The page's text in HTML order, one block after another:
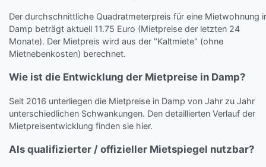
Der durchschnittliche Quadratmeterpreis für eine Mietwohnung
Damp beträgt aktuell 11.75 Euro (Mietpreise der letzten 24
Monate). Der Mietpreis wird aus der "Kaltmiete" (ohne
Mietnebenkosten) berechnet.
Wie ist die Entwicklung der Mietpreise in Damp?
Seit 2016 unterliegen die Mietpreise in Damp von Jahr zu Jahr
unterschiedlichen Schwankungen. Den detaillierten Verlauf der
Mietpreisentwicklung finden sie hier.
Als qualifizierter / offizieller Mietspiegel nutzbar?